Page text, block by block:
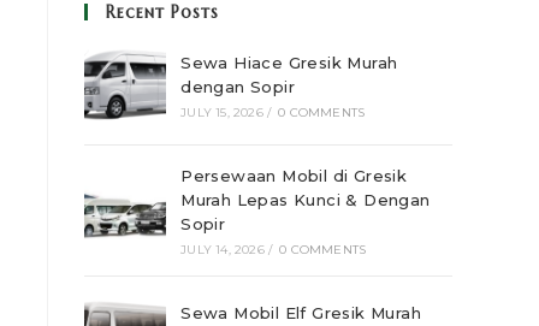
Recent Posts
Sewa Hiace Gresik Murah
dengan Sopir
JULY 15, 2026 / 0 COMMENTS
Persewaan Mobil di Gresik
Murah Lepas Kunci & Dengan
Sopir
JULY 14, 2026 / 0 COMMENTS
Sewa Mobil Elf Gresik Murah